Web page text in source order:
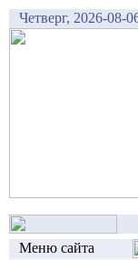
Четверг, 2026-08-
Меню сайта